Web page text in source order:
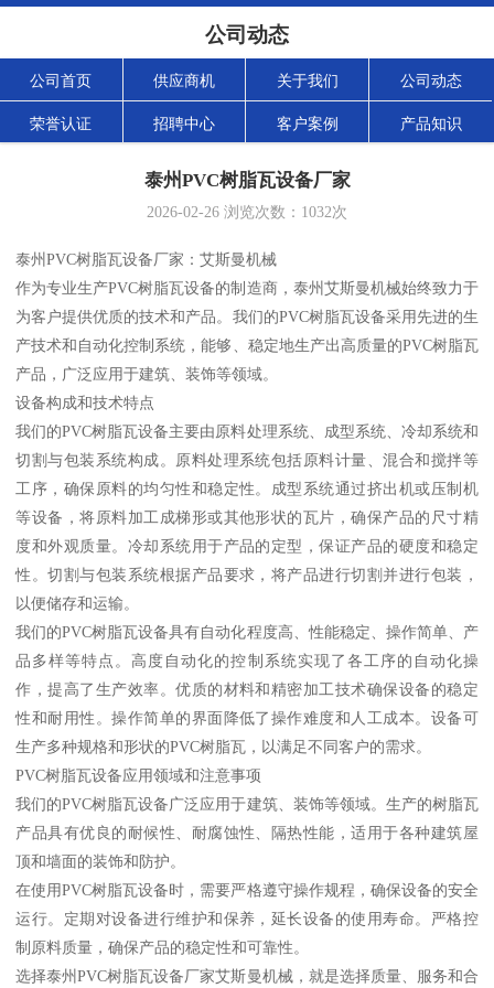
公司动态
公司首页 供应商机 关于我们 公司动态
荣誉认证 招聘中心 客户案例 产品知识
泰州PVC树脂瓦设备厂家
2026-02-26 浏览次数： 1032次
泰州PVC树脂瓦设备厂家：艾斯曼机械
作为专业生产PVC树脂瓦设备的制造商，泰州艾斯曼机械始终致力于
为客户提供优质的技术和产品。我们的PVC树脂瓦设备采用先进的生
产技术和自动化控制系统，能够、稳定地生产出高质量的PVC树脂瓦
产品，广泛应用于建筑、装饰等领域。
设备构成和技术特点
我们的PVC树脂瓦设备主要由原料处理系统、成型系统、冷却系统和
切割与包装系统构成。原料处理系统包括原料计量、混合和搅拌等
工序，确保原料的均匀性和稳定性。成型系统通过挤出机或压制机
等设备，将原料加工成梯形或其他形状的瓦片，确保产品的尺寸精
度和外观质量。冷却系统用于产品的定型，保证产品的硬度和稳定
性。切割与包装系统根据产品要求，将产品进行切割并进行包装，
以便储存和运输。
我们的PVC树脂瓦设备具有自动化程度高、性能稳定、操作简单、产
品多样等特点。高度自动化的控制系统实现了各工序的自动化操
作，提高了生产效率。优质的材料和精密加工技术确保设备的稳定
性和耐用性。操作简单的界面降低了操作难度和人工成本。设备可
生产多种规格和形状的PVC树脂瓦，以满足不同客户的需求。
PVC树脂瓦设备应用领域和注意事项
我们的PVC树脂瓦设备广泛应用于建筑、装饰等领域。生产的树脂瓦
产品具有优良的耐候性、耐腐蚀性、隔热性能，适用于各种建筑屋
顶和墙面的装饰和防护。
在使用PVC树脂瓦设备时，需要严格遵守操作规程，确保设备的安全
运行。定期对设备进行维护和保养，延长设备的使用寿命。严格控
制原料质量，确保产品的稳定性和可靠性。
选择泰州PVC树脂瓦设备厂家艾斯曼机械，就是选择质量、服务和合